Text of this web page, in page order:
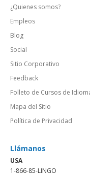
¿Quienes somos?
Empleos
Blog
Social
Sitio Corporativo
Feedback
Folleto de Cursos de
Mapa del Sitio
Política de Privacidad
Llámanos
USA
1-866-85-LINGO